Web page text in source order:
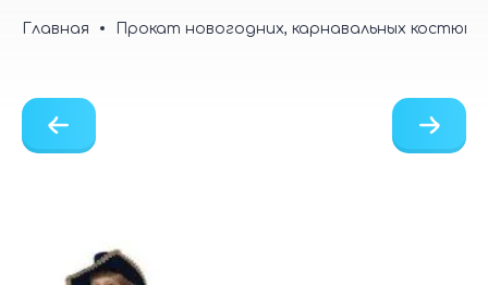
Главная Прокат новогодних, карнавальных